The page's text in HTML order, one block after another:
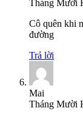
Tháng Mười
Cô quên khi
đường
Trả lời
Mai
Tháng Mười